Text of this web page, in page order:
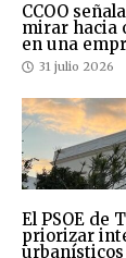
CCOO
mirar hacia
en una
31 julio 2026
El PSOE de
priorizar